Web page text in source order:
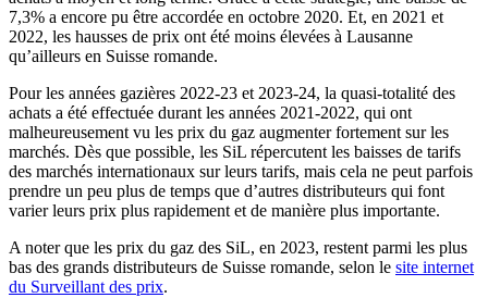
7,3% a encore pu être accordée en octobre 2020. Et, en 2021 et
2022, les hausses de prix ont été moins élevées à Lausanne
qu’ailleurs en Suisse romande.
Pour les années gazières 2022-23 et 2023-24, la quasi-totalité des
achats a été effectuée durant les années 2021-2022, qui ont
malheureusement vu les prix du gaz augmenter fortement sur les
marchés. Dès que possible, les SiL répercutent les baisses de tarifs
des marchés internationaux sur leurs tarifs, mais cela ne peut parfois
prendre un peu plus de temps que d’autres distributeurs qui font
varier leurs prix plus rapidement et de manière plus importante.
A noter que les prix du gaz des SiL, en 2023, restent parmi les plus
bas des grands distributeurs de Suisse romande, selon le site internet
du Surveillant des prix.